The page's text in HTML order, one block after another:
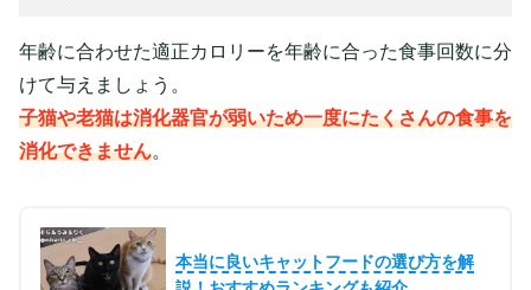
年齢に合わせた適正カロリーを年齢に合った食事回数に分
けて与えましょう。
子猫や老猫は消化器官が弱いため一度にたくさんの食事を
消化できません。
本当に良いキャットフードの選び方を解